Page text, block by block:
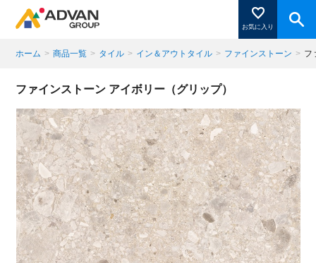
お気に入り
商品ページにある「お気に入り登録」を押すと登録した
商品がここに表示されます。
閉じる
ホーム > 商品一覧 > タイル > イン＆アウトタイル > ファインストーン > フ
ファインストーン アイボリー（グリップ）